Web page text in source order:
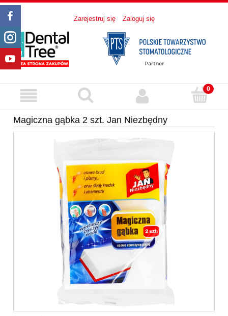
Zarejestruj się Zaloguj się
Magiczna gąbka 2 szt. Jan Niezbędny